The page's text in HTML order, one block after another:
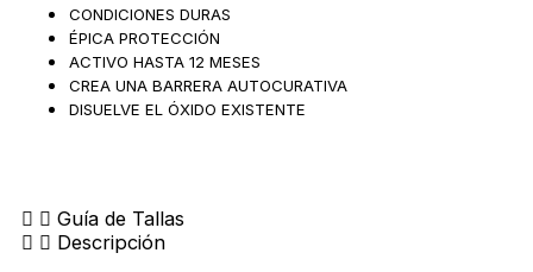
CONDICIONES DURAS
ÉPICA PROTECCIÓN
ACTIVO HASTA 12 MESES
CREA UNA BARRERA AUTOCURATIVA
DISUELVE EL ÓXIDO EXISTENTE
Guía de Tallas
Descripción